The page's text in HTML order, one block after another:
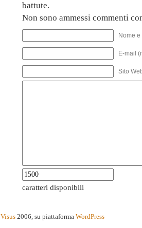
battute.
Non sono ammessi commenti
Nome
E-mail
Sito
caratteri disponibili
Visus 2006, su piattaforma WordPress